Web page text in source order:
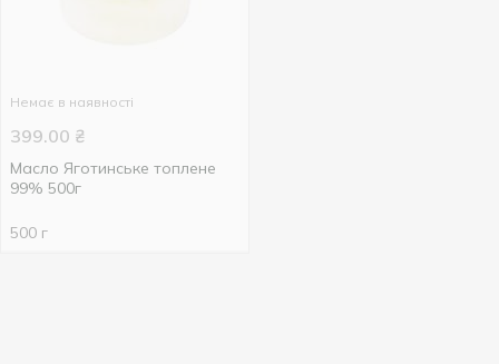
Немає в наявності
399.00 ₴
Масло Яготинське топлене
99% 500г
500 г